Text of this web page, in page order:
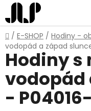
Přejít
na
obsah
Domů
/ E-SHOP / Hodiny -
vodopád a západ
Hodiny
vodopád
-